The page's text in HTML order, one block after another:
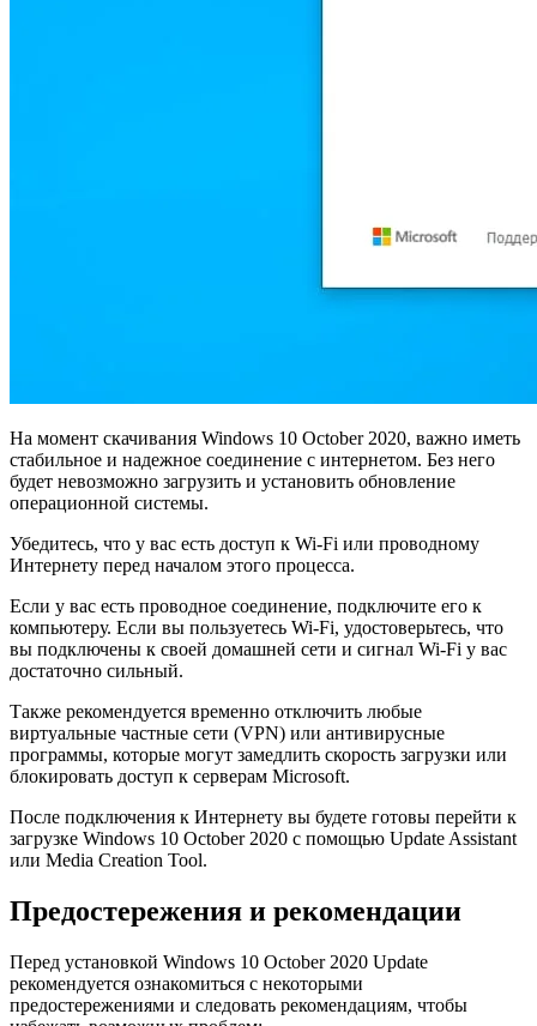
На момент скачивания Windows 10 October 2020, важно иметь
стабильное и надежное соединение с интернетом. Без него
будет невозможно загрузить и установить обновление
операционной системы.
Убедитесь, что у вас есть доступ к Wi-Fi или проводному
Интернету перед началом этого процесса.
Если у вас есть проводное соединение, подключите его к
компьютеру. Если вы пользуетесь Wi-Fi, удостоверьтесь, что
вы подключены к своей домашней сети и сигнал Wi-Fi у вас
достаточно сильный.
Также рекомендуется временно отключить любые
виртуальные частные сети (VPN) или антивирусные
программы, которые могут замедлить скорость загрузки или
блокировать доступ к серверам Microsoft.
После подключения к Интернету вы будете готовы перейти к
загрузке Windows 10 October 2020 с помощью Update Assistant
или Media Creation Tool.
Предостережения и рекомендации
Перед установкой Windows 10 October 2020 Update
рекомендуется ознакомиться с некоторыми
предостережениями и следовать рекомендациям, чтобы